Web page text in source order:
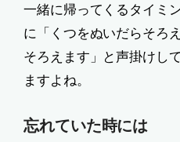
一緒に帰ってくるタイミ
に「くつをぬいだらそろ
そろえます」と声掛けし
ますよね。
忘れていた時には